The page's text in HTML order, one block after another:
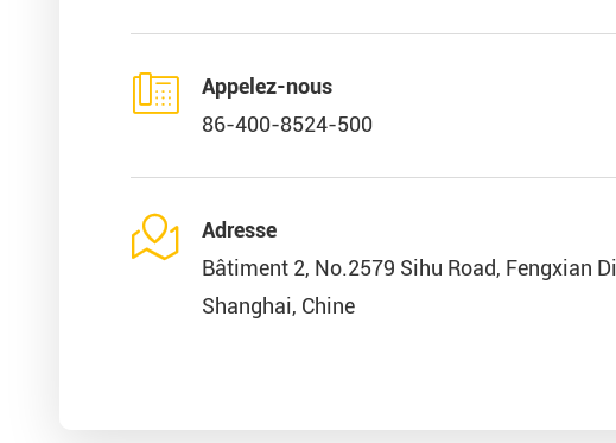

Appelez-nous
86-400-8524-500

Adresse
Bâtiment 2, No.2579 Sihu Road, Fengxian
Shanghai, Chine